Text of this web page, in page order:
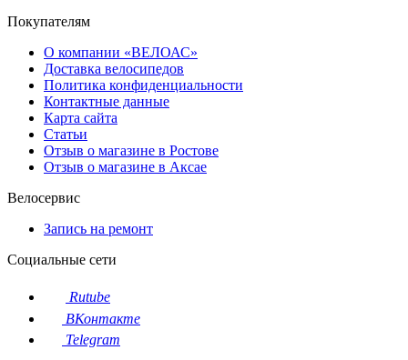
Покупателям
О компании «ВЕЛОАС»
Доставка велосипедов
Политика конфиденциальности
Контактные данные
Карта сайта
Статьи
Отзыв о магазине в Ростове
Отзыв о магазине в Аксае
Велосервис
Запись на ремонт
Социальные сети
Rutube
ВКонтакте
Telegram